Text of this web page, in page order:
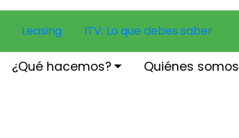
¿Qué hacemos? Quiénes somos
Leasing ITV: Lo que debes saber